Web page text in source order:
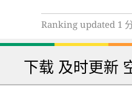
Ranking updated 1
下载 及时更新